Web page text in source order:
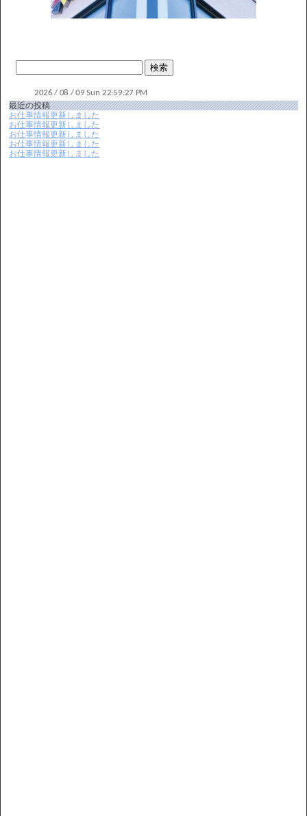
最近の投稿
お仕事情報更新しました
お仕事情報更新しました
お仕事情報更新しました
お仕事情報更新しました
お仕事情報更新しました